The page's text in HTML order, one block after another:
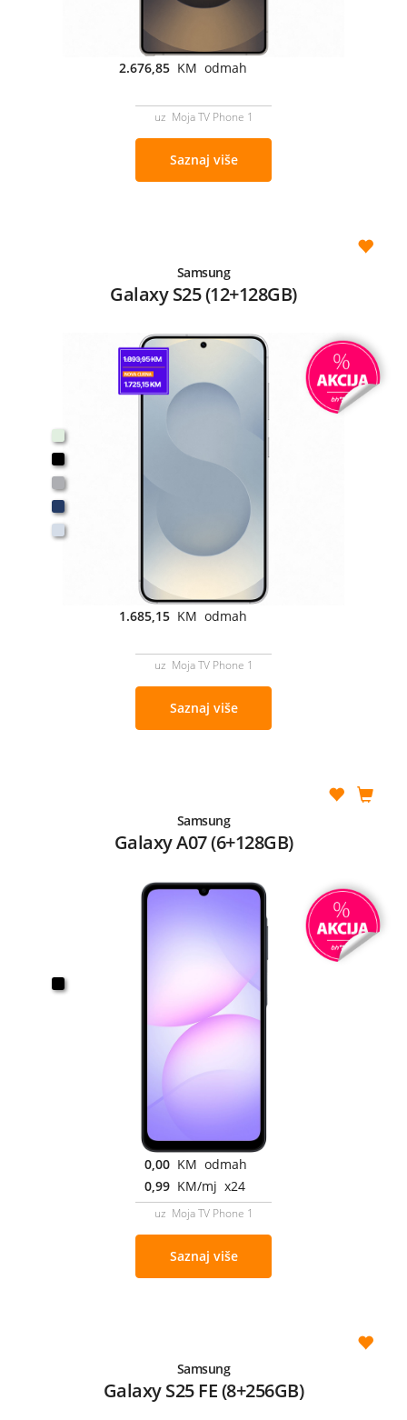
2.676,85 KM odmah
uz Moja TV Phone 1
Saznaj više
Samsung
Galaxy S25 (12+128GB)
1.685,15 KM odmah
uz Moja TV Phone 1
Saznaj više
Samsung
Galaxy A07 (6+128GB)
0,00 KM odmah
0,99 KM/mj x24
uz Moja TV Phone 1
Saznaj više
Samsung
Galaxy S25 FE (8+256GB)